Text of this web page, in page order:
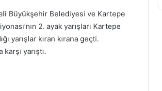
Büyükşehir Belediyesi ve Kartepe
2. ayak yarışları Kartepe
yarışlar kıran kırana geçti.
yarıştı.